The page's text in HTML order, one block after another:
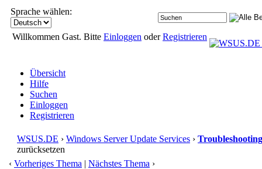
Sprache wählen:
Willkommen Gast. Bitte Einloggen oderRegistrieren
Übersicht
Hilfe
Suchen
Einloggen
Registrieren
WSUS.DE › Windows Server Update Services › Troubleshooting
zurücksetzen
‹ Vorheriges Thema | Nächstes Thema ›